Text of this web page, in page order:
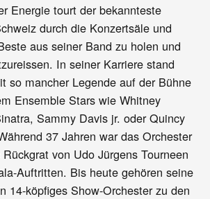
Energie tourt der bekannteste
durch die Konzertsäle und
aus seiner Band zu holen und
In seiner Karriere stand
so mancher Legende auf der Bühne
Ensemble Stars wie Whitney
Sammy Davis jr. oder Quincy
37 Jahren war das Orchester
von Udo Jürgens Tourneen
Auftritten. Bis heute gehören seine
14-köpfiges Show-Orchester zu den